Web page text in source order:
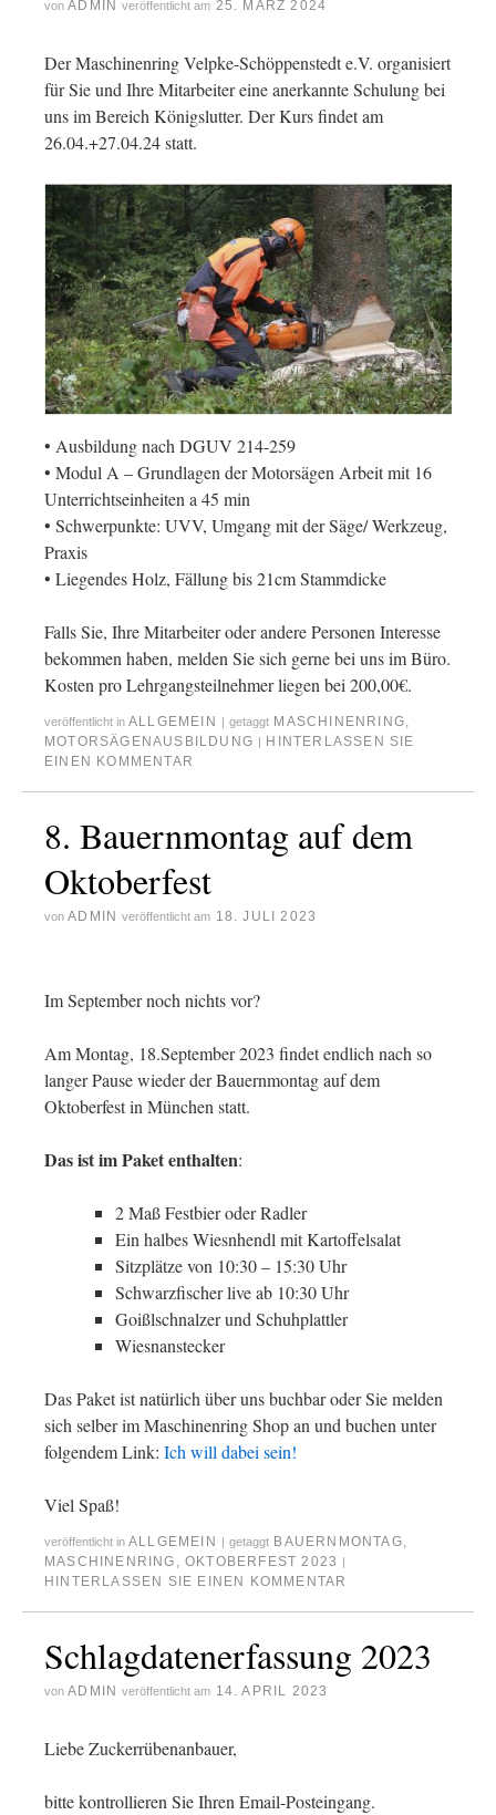
von ADMIN veröffentlicht am 25. MÄRZ 2024
Der Maschinenring Velpke-Schöppenstedt e.V. organisiert
für Sie und Ihre Mitarbeiter eine anerkannte Schulung bei
uns im Bereich Königslutter. Der Kurs findet am
26.04.+27.04.24 statt.
• Ausbildung nach DGUV 214-259
• Modul A – Grundlagen der Motorsägen Arbeit mit 16
Unterrichtseinheiten a 45 min
• Schwerpunkte: UVV, Umgang mit der Säge/ Werkzeug,
Praxis
• Liegendes Holz, Fällung bis 21cm Stammdicke
Falls Sie, Ihre Mitarbeiter oder andere Personen Interesse
bekommen haben, melden Sie sich gerne bei uns im Büro.
Kosten pro Lehrgangsteilnehmer liegen bei 200,00€.
veröffentlicht in ALLGEMEIN getaggt MASCHINENRING,
MOTORSÄGENAUSBILDUNG
HINTERLASSEN SIE
EINEN KOMMENTAR
8. Bauernmontag auf dem
Oktoberfest
von ADMIN veröffentlicht am 18. JULI 2023
Im September noch nichts vor?
Am Montag, 18.September 2023 findet endlich nach so
langer Pause wieder der Bauernmontag auf dem
Oktoberfest in München statt.
Das ist im Paket enthalten:
2 Maß Festbier oder Radler
Ein halbes Wiesnhendl mit Kartoffelsalat
Sitzplätze von 10:30 – 15:30 Uhr
Schwarzfischer live ab 10:30 Uhr
Goißlschnalzer und Schuhplattler
Wiesnanstecker
Das Paket ist natürlich über uns buchbar oder Sie melden
sich selber im Maschinenring Shop an und buchen unter
folgendem Link: Ich will dabei sein!
Viel Spaß!
veröffentlicht in ALLGEMEIN getaggt BAUERNMONTAG,
MASCHINENRING ,OKTOBERFEST 2023
HINTERLASSEN SIE EINEN KOMMENTAR
Schlagdatenerfassung 2023
von ADMIN veröffentlicht am 14. APRIL 2023
Liebe Zuckerrübenanbauer,
bitte kontrollieren Sie Ihren Email-Posteingang.